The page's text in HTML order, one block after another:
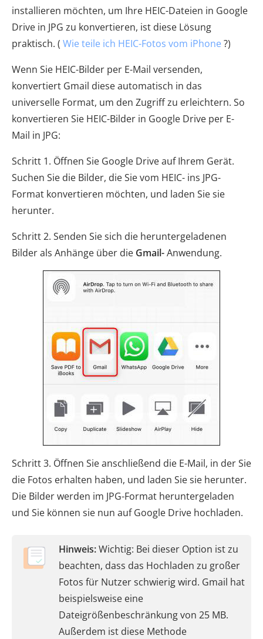
installieren möchten, um Ihre HEIC-Dateien in Google
Drive in JPG zu konvertieren, ist diese Lösung
praktisch. ( Wie teile ich HEIC-Fotos vom iPhone ?)
Wenn Sie HEIC-Bilder per E-Mail versenden,
konvertiert Gmail diese automatisch in das
universelle Format, um den Zugriff zu erleichtern. So
konvertieren Sie HEIC-Bilder in Google Drive per E-
Mail in JPG:
Schritt 1. Öffnen Sie Google Drive auf Ihrem Gerät.
Suchen Sie die Bilder, die Sie vom HEIC- ins JPG-
Format konvertieren möchten, und laden Sie sie
herunter.
Schritt 2. Senden Sie sich die heruntergeladenen
Bilder als Anhänge über die Gmail-Anwendung.
Schritt 3. Öffnen Sie anschließend die E-Mail, in der Sie
die Fotos erhalten haben, und laden Sie sie herunter.
Die Bilder werden im JPG-Format heruntergeladen
und Sie können sie nun auf Google Drive hochladen.
Hinweis:Wichtig: Bei dieser Option ist zu
beachten, dass das Hochladen zu großer
Fotos für Nutzer schwierig wird. Gmail hat
beispielsweise eine
Dateigrößenbeschränkung von 25 MB.
Außerdem ist diese Methode